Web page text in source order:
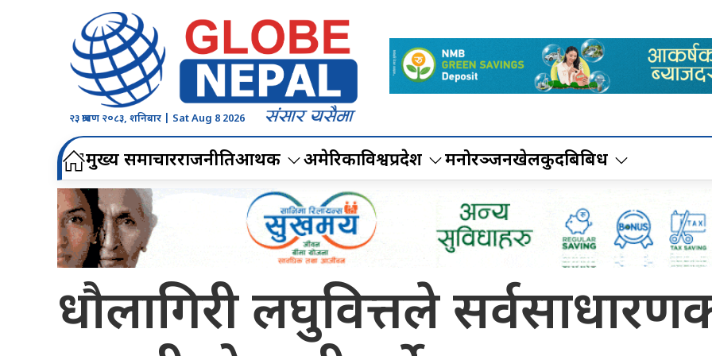
२३ श्रावण २०८३, शनिबार | Sat Aug 8 2026
मुख्य समाचारराजनीतिआर्थिक अमेरिकाविश्वप्रदेश मनोरञ्जनखेलकुदबिबिध
धौलागिरी लघुवित्तले